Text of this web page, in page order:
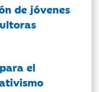
de jóvenes
el